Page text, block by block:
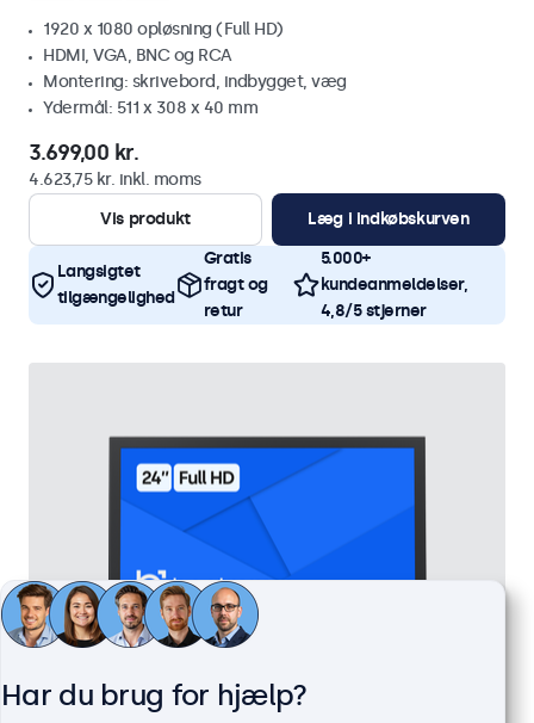
1920 x 1080 opløsning (Full HD)
HDMI, VGA, BNC og RCA
Montering: skrivebord, indbygget, væg
Ydermål: 511 x 308 x 40 mm
3.699,00 kr.
4.623,75 kr. inkl. moms
Vis produkt
Læg i indkøbskurven
Langsigtet
tilgængelighed
Gratis
fragt og
retur
5.000+
kundeanmeldelser,
4,8/5 stjerner
Har du brug for hjælp?